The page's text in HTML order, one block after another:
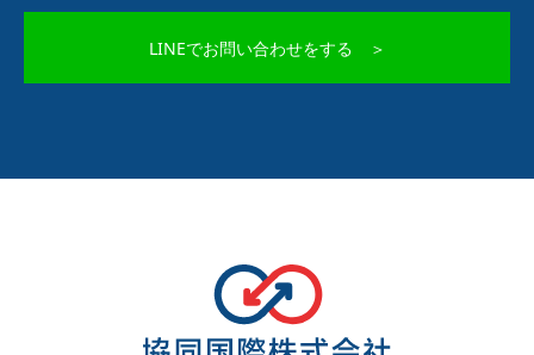
LINEでお問い合わせをする ＞